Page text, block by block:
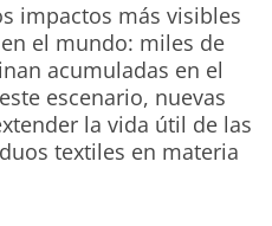
impactos más visibles
el mundo: miles de
acumuladas en el
escenario, nuevas
la vida útil de las
textiles en materia